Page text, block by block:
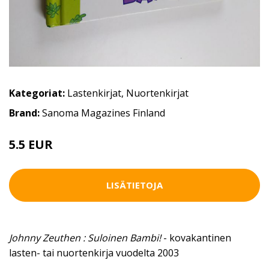
Kategoriat: Lastenkirjat, Nuortenkirjat
Brand:Sanoma Magazines Finland
5.5 EUR
LISÄTIETOJA
Johnny Zeuthen : Suloinen Bambi!- kovakantinen
lasten- tai nuortenkirja vuodelta 2003